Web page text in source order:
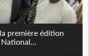
première édition